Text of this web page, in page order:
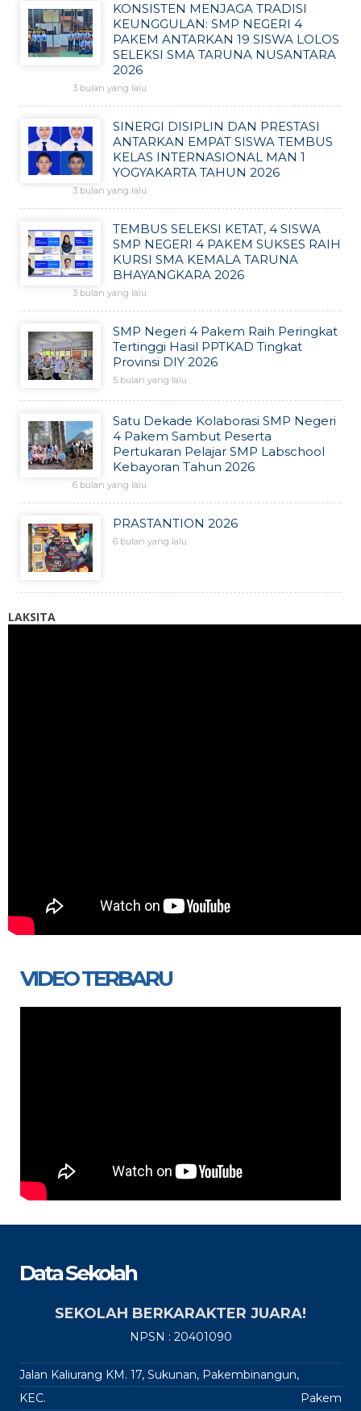
KONSISTEN MENJAGA TRADISI
KEUNGGULAN: SMP NEGERI 4
PAKEM ANTARKAN 19 SISWA LOLOS
SELEKSI SMA TARUNA NUSANTARA
2026
3 bulan yang lalu
SINERGI DISIPLIN DAN PRESTASI
ANTARKAN EMPAT SISWA TEMBUS
KELAS INTERNASIONAL MAN 1
YOGYAKARTA TAHUN 2026
3 bulan yang lalu
TEMBUS SELEKSI KETAT, 4 SISWA
SMP NEGERI 4 PAKEM SUKSES RAIH
KURSI SMA KEMALA TARUNA
BHAYANGKARA 2026
3 bulan yang lalu
SMP Negeri 4 Pakem Raih Peringkat
Tertinggi Hasil PPTKAD Tingkat
Provinsi DIY 2026
5 bulan yang lalu
Satu Dekade Kolaborasi SMP Negeri
4 Pakem Sambut Peserta
Pertukaran Pelajar SMP Labschool
Kebayoran Tahun 2026
6 bulan yang lalu
PRASTANTION 2026
6 bulan yang lalu
LAKSITA
VIDEO TERBARU
Data Sekolah
SEKOLAH BERKARAKTER JUARA!
NPSN : 20401090
Jalan Kaliurang KM. 17, Sukunan, Pakembinangun,
KEC.
Pakem